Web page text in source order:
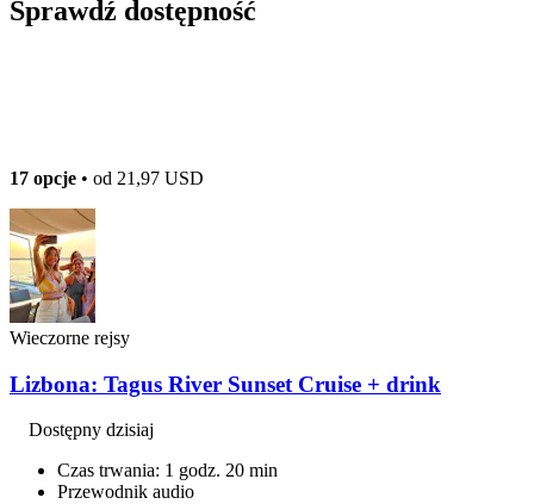
Sprawdź dostępność
17 opcje • od 21,97 USD
Wieczorne rejsy
Lizbona: Tagus River Sunset Cruise + drink
Dostępny dzisiaj
Czas trwania: 1 godz. 20 min
Przewodnik audio